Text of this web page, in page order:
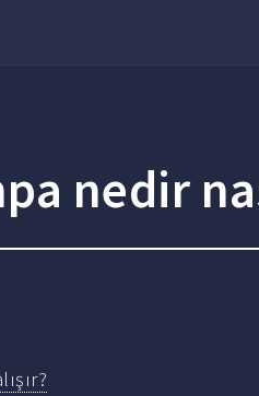
nedir